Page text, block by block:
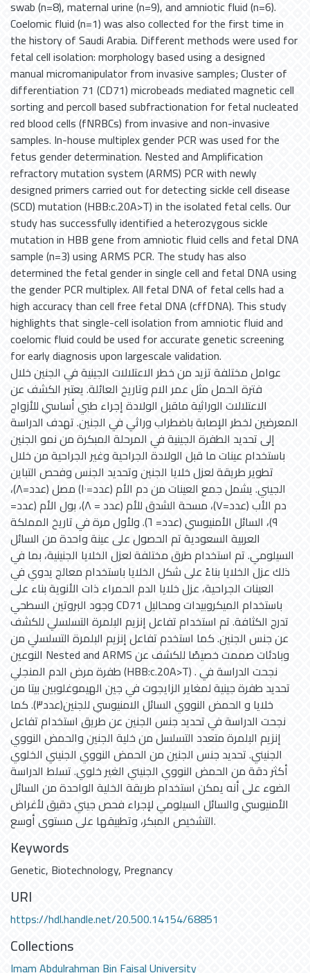
swab (n=8), maternal urine (n=9), and amniotic fluid (n=6).
Coelomic fluid (n=1) was also collected for the first time in
the history of Saudi Arabia. Different methods were used for
fetal cell isolation: morphology based using a designed
manual micromanipulator from invasive samples; Cluster of
differentiation 71 (CD71) microbeads mediated magnetic cell
sorting and percoll based subfractionation for fetal nucleated
red blood cells (fNRBCs) from invasive and non-invasive
samples. In-house multiplex gender PCR was used for the
fetus gender determination. Nested and Amplification
refractory mutation system (ARMS) PCR with newly
designed primers carried out for detecting sickle cell disease
(SCD) mutation (HBB:c.20A>T) in the isolated fetal cells. Our
study has successfully identified a heterozygous sickle
mutation in HBB gene from amniotic fluid cells and fetal DNA
sample (n=3) using ARMS PCR. The study has also
determined the fetal gender in single cell and fetal DNA using
the gender PCR multiplex. All fetal DNA of fetal cells had a
high accuracy than cell free fetal DNA (cffDNA). This study
highlights that single-cell isolation from amniotic fluid and
coelomic fluid could be used for accurate genetic screening
for early diagnosis upon largescale validation.
عوامل مختلفة تزيد من خطر الاعتلالات الجينية في الجنين خلال
فترة الحمل مثل عمر الام وتاريخ العائلة. يعتبر الكشف عن
الاعتلالات الوراثية ماقبل الولادة إجراء طبي أساسي للأزواج
المعرضين لخطر الإصابة باضطراب وراثي في الجنين. تهدف الدراسة
إلى تحديد الطفرة الجينية في المرحلة المبكرة من نمو الجنين
باستخدام عينات ما قبل الولادة الجراحية وغير الجراحية من خلال
تطوير طريقة لعزل خلايا الجنين وتحديد الجنس وفحص التباين
الجيني. يشمل جمع العينات من دم الأم (عدد=١٠) مصل (عدد=٨)،
دم الأب (عدد=٧)، مسحة الشدق للأم (عدد = ٨)، بول الأم (عدد=
٩)، السائل الأمنيوسي (عدد= ٦). ولأول مرة في تاريخ المملكة
العربية السعودية تم الحصول على عينة واحدة من السائل
السيلومي. تم استخدام طرق مختلفة لعزل الخلايا الجنينية، بما في
ذلك عزل الخلايا بناءً على شكل الخلايا باستخدام معالج يدوي في
العينات الجراحية، عزل خلايا الدم الحمراء ذات الأنوية بناء على
وجود البروتين السطحي CD71 باستخدام الميكروبيدات ومحاليل
تدرج الكثافة. تم استخدام تفاعل إنزيم البلمرة التسلسلي للكشف
عن جنس الجنين. كما استخدم تفاعل إنزيم البلمرة التسلسلي من
النوعين Nested and ARMS وبادئات صممت خصيصًا للكشف عن
طفرة مرض الدم المنجلي (HBB:c.20A>T) . نجحت الدراسة في
تحديد طفرة جينية لمغاير الزايجوت في جين الهيموغلوبين بيتا من
خلايا و الحمض النووي السائل الامنيوسي للجنين(عدد٣). كما
نجحت الدراسة في تحديد جنس الجنين عن طريق استخدام تفاعل
إنزيم البلمرة متعدد التسلسل من خلية الجنين والحمض النووي
الجنيني. تحديد جنس الجنين من الحمض النووي الجنيني الخلوي
أكثر دقة من الحمض النووي الجنيني الغير خلوي. تسلط الدراسة
الضوء على أنه يمكن استخدام طريقة الخلية الواحدة من السائل
الأمنيوسي والسائل السيلومي لإجراء فحص جيني دقيق لأغراض
التشخيص المبكر، وتطبيقها على مستوى أوسع.
Keywords
Genetic, Biotechnology, Pregnancy
URI
https://hdl.handle.net/20.500.14154/68851
Collections
Imam Abdulrahman Bin Faisal University